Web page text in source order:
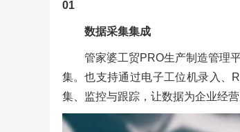
01
数据采集集成
管家婆工贸PRO生产制造管理
集。也支持通过电子工位机录入、
集、监控与跟踪，让数据为企业经营